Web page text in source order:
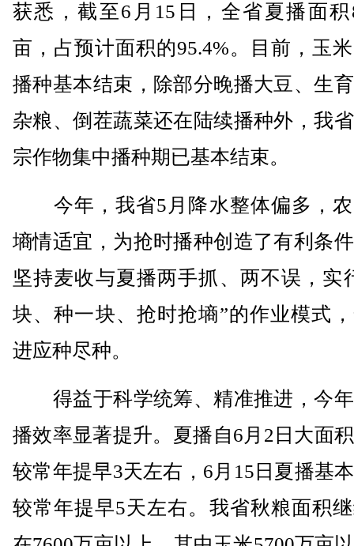
获悉，截至6月15日，全省夏播面积
亩，占预计面积的95.4%。目前，玉
播种基本结束，除部分晚播大豆、生
杂粮、倒茬蔬菜还在陆续播种外，我
宗作物集中播种期已基本结束。
今年，我省5月降水整体偏多，农
墒情适宜，为抢时播种创造了有利条
坚持麦收与夏播两手抓、两不误，实
块、种一块、抢时抢墒”的作业模式
进应种尽种。
得益于科学统筹、精准推进，今
播效率显著提升。夏播自6月2日大面
较常年提早3天左右，6月15日夏播基
较常年提早5天左右。我省秋粮面积